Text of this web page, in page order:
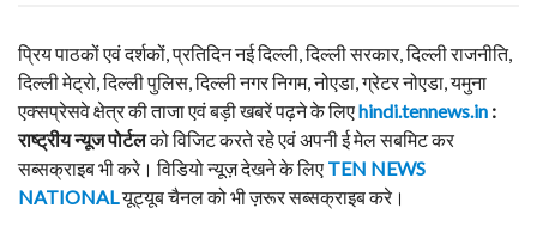
प्रिय पाठकों एवं दर्शकों, प्रतिदिन नई दिल्ली, दिल्ली सरकार, दिल्ली राजनीति,
दिल्ली मेट्रो, दिल्ली पुलिस, दिल्ली नगर निगम, नोएडा, ग्रेटर नोएडा, यमुना
एक्सप्रेसवे क्षेत्र की ताजा एवं बड़ी खबरें पढ़ने के लिएhindi.tennews.in :
राष्ट्रीय न्यूज पोर्टलको विजिट करते रहे एवं अपनी ई मेल सबमिट कर
सब्सक्राइब भी करे। विडियो न्यूज़ देखने के लिए TEN NEWS
NATIONAL यूट्यूब चैनल को भी ज़रूर सब्सक्राइब करे।